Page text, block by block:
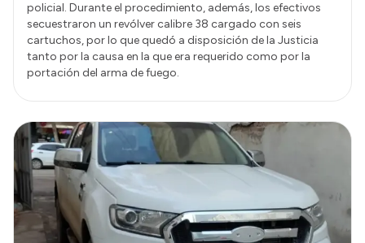
policial. Durante el procedimiento, además, los efectivos
secuestraron un revólver calibre 38 cargado con seis
cartuchos, por lo que quedó a disposición de la Justicia
tanto por la causa en la que era requerido como por la
portación del arma de fuego.